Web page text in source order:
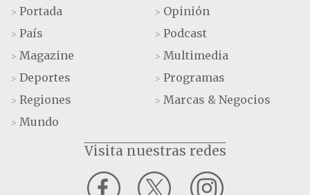
> Portada
> País
> Magazine
> Deportes
> Regiones
> Mundo
> Opinión
> Podcast
> Multimedia
> Programas
> Marcas & Negocios
Visita nuestras redes